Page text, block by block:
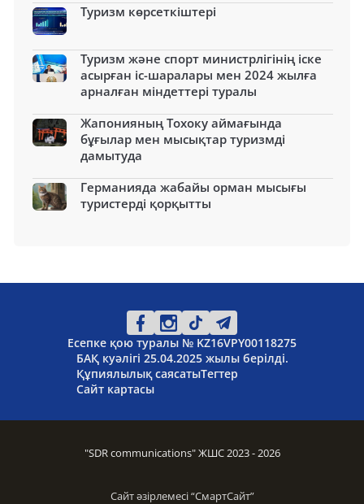
Туризм көрсеткіштері
Туризм және спорт министрлігінің іске
асырған іс-шаралары мен 2024 жылға
арналған міндеттері туралы
Жапонияның Тохоку аймағында
бұғылар мен мысықтар туризмді
дамытуда
Германияда жабайы орман мысығы
туристерді қорқытты
Есепке қою туралы № KZ16VPY00118275
БАҚ куәлігі 25.04.2025 жылы берілді.
Құпиялылық саясатыТегтер
Сайт картасы
"SDR communications" ЖШС 2023 - 2026
Сайт әзірлемесі “СмартСайт”